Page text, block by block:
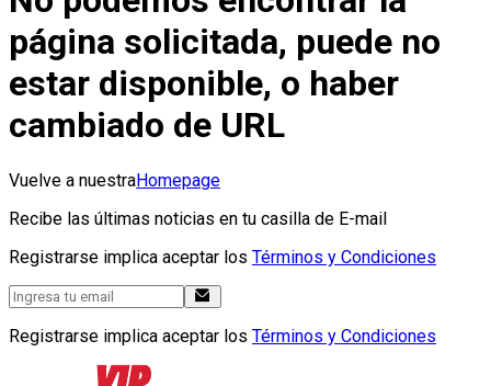
página solicitada, puede no
estar disponible, o haber
cambiado de URL
Vuelve a nuestraHomepage
Recibe las últimas noticias en tu casilla de E-mail
Registrarse implica aceptar los Términos y Condiciones
Registrarse implica aceptar los Términos y Condiciones